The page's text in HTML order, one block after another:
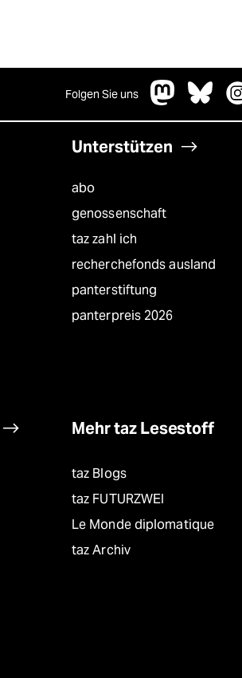
Folgen Sie uns
Unterstützen
abo
genossenschaft
taz zahl ich
recherchefonds ausland
panterstiftung
panterpreis 2026
Mehr taz Lesestoff
taz Blogs
taz FUTURZWEI
Le Monde diplomatique
taz Archiv